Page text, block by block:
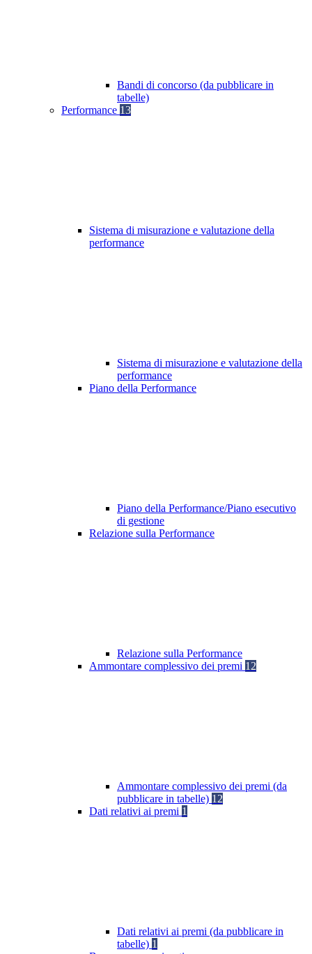
Bandi di concorso (da pubblicare in
tabelle)
Performance 13
Sistema di misurazione e valutazione della
performance
Sistema di misurazione e valutazione della
performance
Piano della Performance
Piano della Performance/Piano esecutivo
di gestione
Relazione sulla Performance
Relazione sulla Performance
Ammontare complessivo dei premi 12
Ammontare complessivo dei premi (da
pubblicare in tabelle) 12
Dati relativi ai premi 1
Dati relativi ai premi (da pubblicare in
tabelle) 1